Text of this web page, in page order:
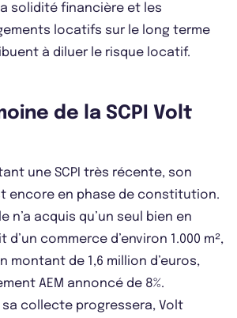
solidité financière et les
locatifs sur le long terme
à diluer le risque locatif.
de la SCPI Volt
une SCPI très récente, son
encore en phase de constitution.
n’a acquis qu’un seul bien en
d’un commerce d’environ 1.000 m²,
montant de 1,6 million d’euros,
AEM annoncé de 8%.
sa collecte progressera, Volt